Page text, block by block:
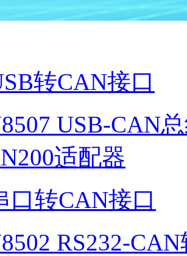
转CAN接口
USB-CAN
适配器
口转CAN接口
RS232-